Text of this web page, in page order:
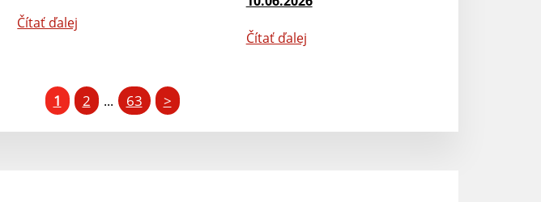
Čítať ďalej
Čítať ďalej
1 2 ... 63 >